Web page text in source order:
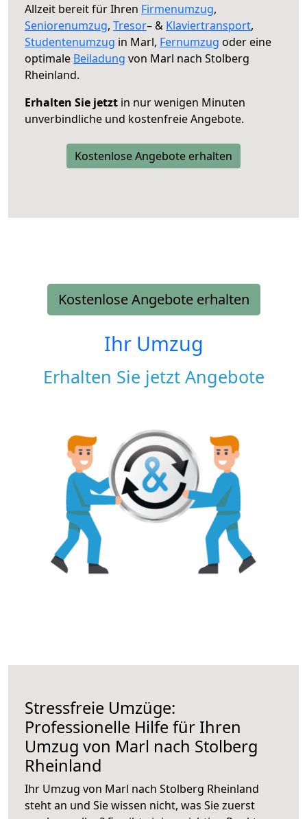
Allzeit bereit für Ihren Firmenumzug,
Seniorenumzug, Tresor– & Klaviertransport,
Studentenumzug in Marl, Fernumzug oder eine
optimale Beiladung von Marl nach Stolberg
Rheinland.
Erhalten Sie jetzt in nur wenigen Minuten
unverbindliche und kostenfreie Angebote.
Kostenlose Angebote erhalten
Kostenlose Angebote erhalten
Ihr Umzug
Erhalten Sie jetzt Angebote
Stressfreie Umzüge:
Professionelle Hilfe für Ihren
Umzug von Marl nach Stolberg
Rheinland
Ihr Umzug von Marl nach Stolberg Rheinland
steht an und Sie wissen nicht, was Sie zuerst